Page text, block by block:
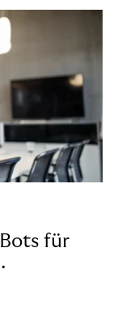
für